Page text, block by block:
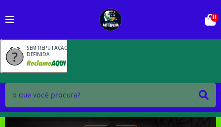
SEM REPUTAÇÃO
DEFINIDA
0